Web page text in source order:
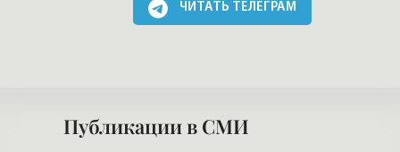
ЧИТАТЬ ТЕЛЕГРАМ
Публикации в СМИ